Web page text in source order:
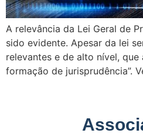
A relevância da Lei Geral de
sido evidente. Apesar da lei
relevantes e de alto nível, que
formação de jurisprudência”.